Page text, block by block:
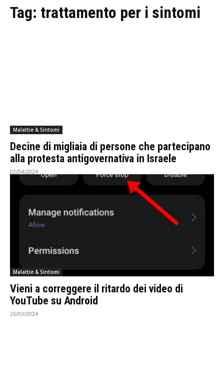
Tag: trattamento per i sintomi
Malattie & Sintomi
Decine di migliaia di persone che partecipano
alla protesta antigovernativa in Israele
02/04/2024
Malattie & Sintomi
Vieni a correggere il ritardo dei video di
YouTube su Android
26/03/2024